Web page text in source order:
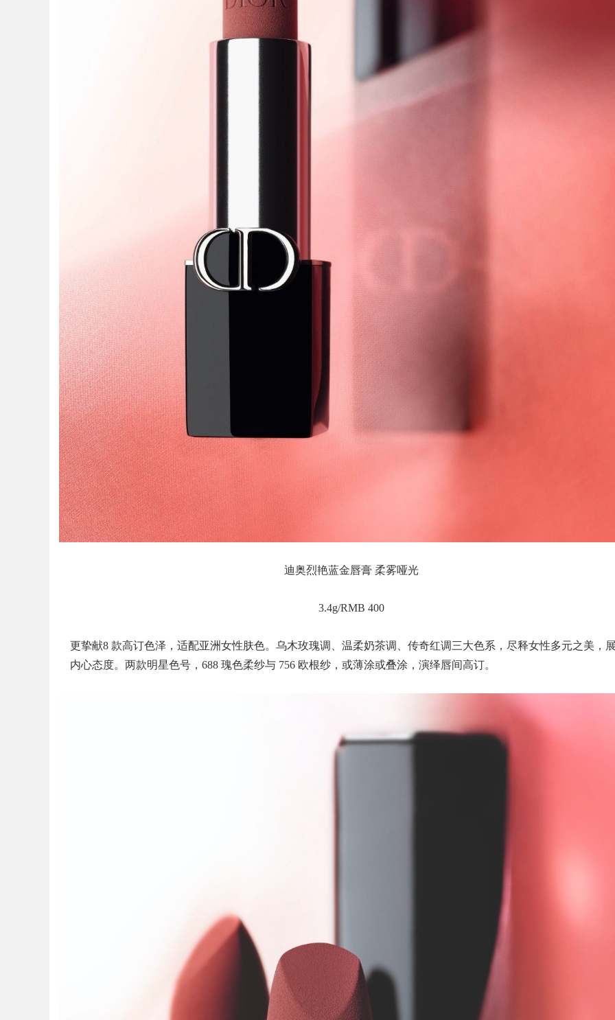
迪奥烈艳蓝金唇膏 柔雾哑光
3.4g/RMB 400
更挚献8 款高订色泽，适配亚洲女性肤色。乌木玫瑰调、温柔奶茶调、传奇红调三大色系，尽释女性多元之美，
内心态度。两款明星色号，688 瑰色柔纱与 756 欧根纱，或薄涂或叠涂，演绎唇间高订。